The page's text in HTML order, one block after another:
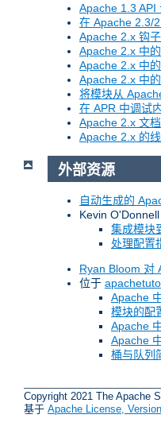
Apache 1.3 API
在 Apache 2.3/
Apache 2.x 钩
Apache 2.x 中
Apache 2.x 中
Apache 2.x 中
将模块从
在 APR 中调试
Apache 2.x 文档
Apache 2.x 的
外部资源
自动生成的
Kevin
集成模块
处理配置
Ryan Bloom 对
位于
Apache
模块的配
Apache
Apache
桶与队列
Copyright 2021 The Apache
基于 Apache License,